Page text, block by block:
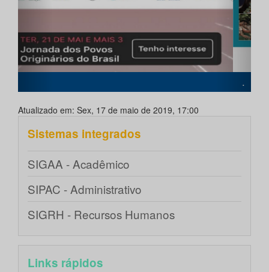
Atualizado em: Sex, 17 de maio de 2019, 17:00
Sistemas integrados
SIGAA - Acadêmico
SIPAC - Administrativo
SIGRH - Recursos Humanos
Links rápidos